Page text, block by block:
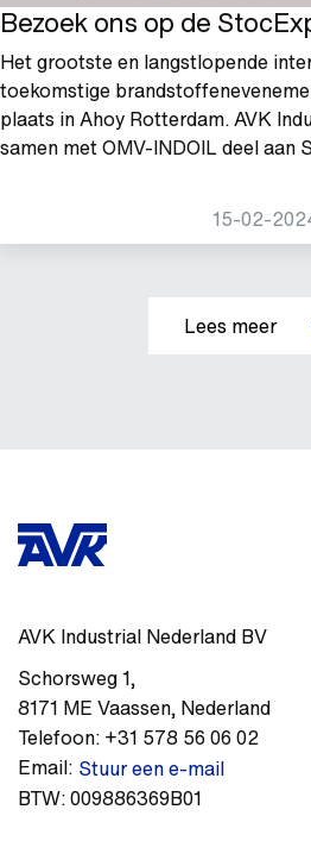
Bezoek ons op de
Het grootste en langstlopende
toekomstige
plaats in Ahoy Rotterdam.AVK
samen met OMV-INDOIL deel aan
15-02-
AVK Industrial Nederland BV
Schorsweg 1,
8171 ME Vaassen, Nederland
Telefoon: +31 578 56 06 02
Email: Stuur een e-mail
BTW:009886369B01